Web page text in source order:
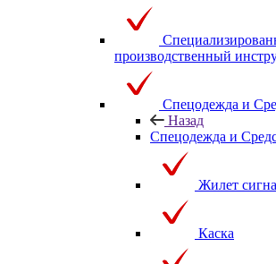
производственный
Спецодежда и
Назад
Спецодежда и
Жилет
Каска